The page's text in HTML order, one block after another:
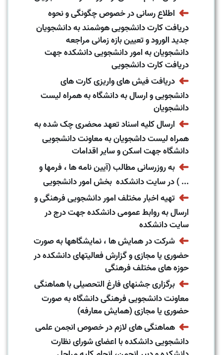
➜ اطلاع رسانی در خصوص چگونگی و نحوه
دریافت کارت دانشجویی هوشمند به دانشجویان
جدید الورود و تعیین بازه زمانی مراجعه
دانشجویان به امور دانشجویی دانشکده جهت
دریافت کارت دانشجویی
➜ دریافت فیش های واریزی کارت های
دانشجویی و ارسال به دانشگاه به همراه لیست
دانشجویان
➜ ارسال کلیه اسناد تعهد محضری چک شده به
همراه لیست داشجویان به معاونت دانشجویی
دانشگاه جهت اسکن و سایر اقدامات
➜ به روزرسانی مطالب (آیین نامه ها ، فرمها و
... ) در سایت دانشکده بخش امور دانشجویی
➜ تهیه اخبار مختلف امور دانشجویی فرهنگی و
ارسال به روابط عمومی دانشکده جهت درج در
سایت دانشکده
➜ شرکت در همایش ها ، نمایشگاهها به صورت
حضوری یا مجازی و گزارش فعالیتهای دانشکده در
حوزه های مختلف فرهنگی
➜ برگزاری جشنهای فارغ التحصیلی با هماهنگی
معاونت دانشجویی فرهنگی دانشگاه به صورت
حضوری یا مجازی (همایش معارفه)
➜ هماهنگی های لازم در خصوص انجمن علمی
دانشجویی دانشکده با اعضای شورای نظارت